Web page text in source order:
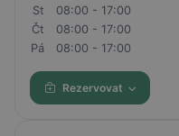
St
08:00 - 17:00
Čt
08:00 - 17:00
Pá
08:00 - 17:00
Rezervovat